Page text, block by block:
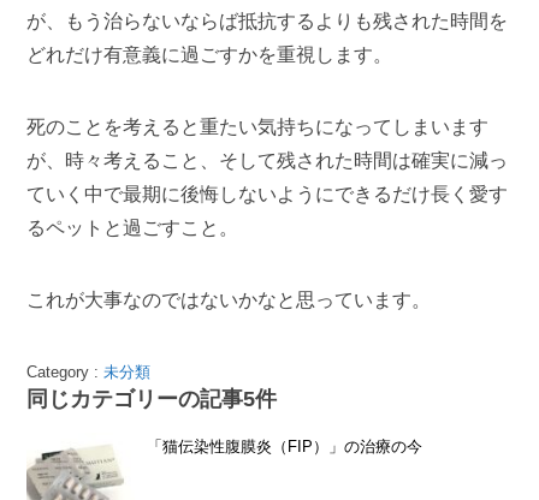
が、もう治らないならば抵抗するよりも残された時間を
どれだけ有意義に過ごすかを重視します。
死のことを考えると重たい気持ちになってしまいます
が、時々考えること、そして残された時間は確実に減っ
ていく中で最期に後悔しないようにできるだけ長く愛す
るペットと過ごすこと。
これが大事なのではないかなと思っています。
Category :未分類
同じカテゴリーの記事5件
「猫伝染性腹膜炎（FIP）」の治療の今